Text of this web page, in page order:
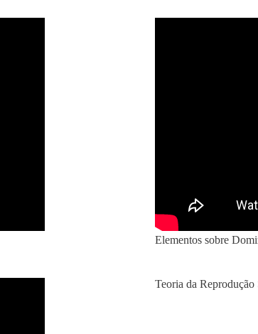
Elementos sobre
Teoria da Reprodução